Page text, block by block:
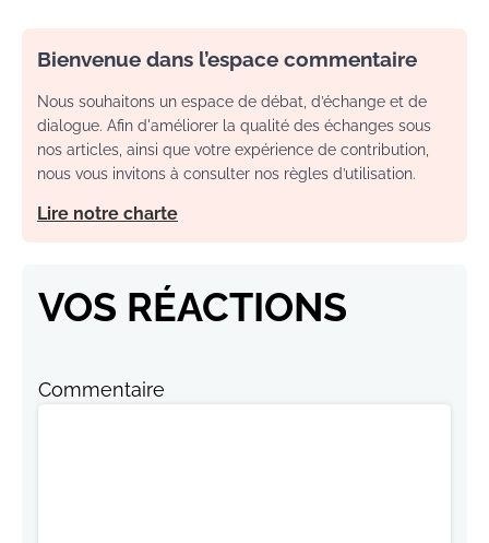
Bienvenue dans l’espace commentaire
Nous souhaitons un espace de débat, d’échange et de
dialogue. Afin d'améliorer la qualité des échanges sous
nos articles, ainsi que votre expérience de contribution,
nous vous invitons à consulter nos règles d’utilisation.
Lire notre charte
VOS RÉACTIONS
Commentaire